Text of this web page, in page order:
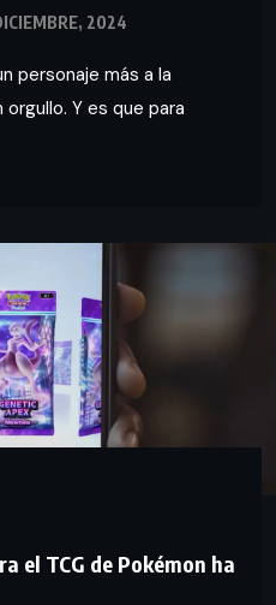
2024
personaje más a la
Y es que para
el TCG de Pokémon ha